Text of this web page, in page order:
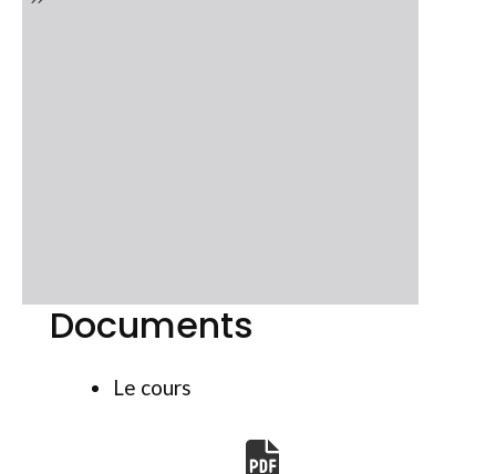
Documents
Le cours